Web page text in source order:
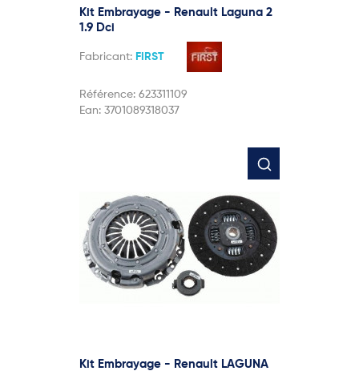
Kit Embrayage - Renault Laguna 2
1.9 Dci
Fabricant: FIRST
Référence: 623311109
Ean: 3701089318037
Kit Embrayage - Renault LAGUNA